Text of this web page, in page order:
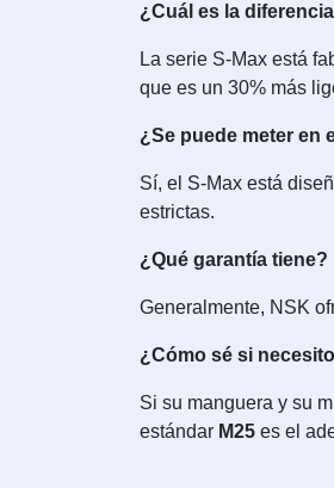
¿Cuál es la
La serie S-Max está
que es un 30% más
¿Se puede meter en
Sí, el S-Max está
estrictas.
¿Qué garantía tiene?
Generalmente, NSK
¿Cómo sé si
Si su manguera y su
estándar M25 es el